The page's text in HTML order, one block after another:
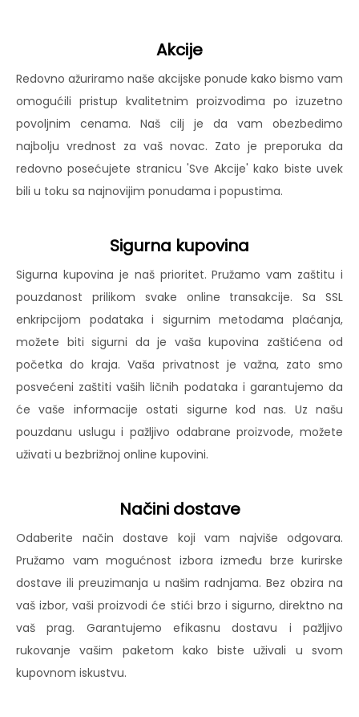
Akcije
Redovno ažuriramo naše akcijske ponude kako bismo vam
omogućili pristup kvalitetnim proizvodima po izuzetno
povoljnim cenama. Naš cilj je da vam obezbedimo
najbolju vrednost za vaš novac. Zato je preporuka da
redovno posećujete stranicu 'Sve Akcije' kako biste uvek
bili u toku sa najnovijim ponudama i popustima.
Sigurna kupovina
Sigurna kupovina je naš prioritet. Pružamo vam zaštitu i
pouzdanost prilikom svake online transakcije. Sa SSL
enkripcijom podataka i sigurnim metodama plaćanja,
možete biti sigurni da je vaša kupovina zaštićena od
početka do kraja. Vaša privatnost je važna, zato smo
posvećeni zaštiti vaših ličnih podataka i garantujemo da
će vaše informacije ostati sigurne kod nas. Uz našu
pouzdanu uslugu i pažljivo odabrane proizvode, možete
uživati u bezbrižnoj online kupovini.
Načini dostave
Odaberite način dostave koji vam najviše odgovara.
Pružamo vam mogućnost izbora između brze kurirske
dostave ili preuzimanja u našim radnjama. Bez obzira na
vaš izbor, vaši proizvodi će stići brzo i sigurno, direktno na
vaš prag. Garantujemo efikasnu dostavu i pažljivo
rukovanje vašim paketom kako biste uživali u svom
kupovnom iskustvu.